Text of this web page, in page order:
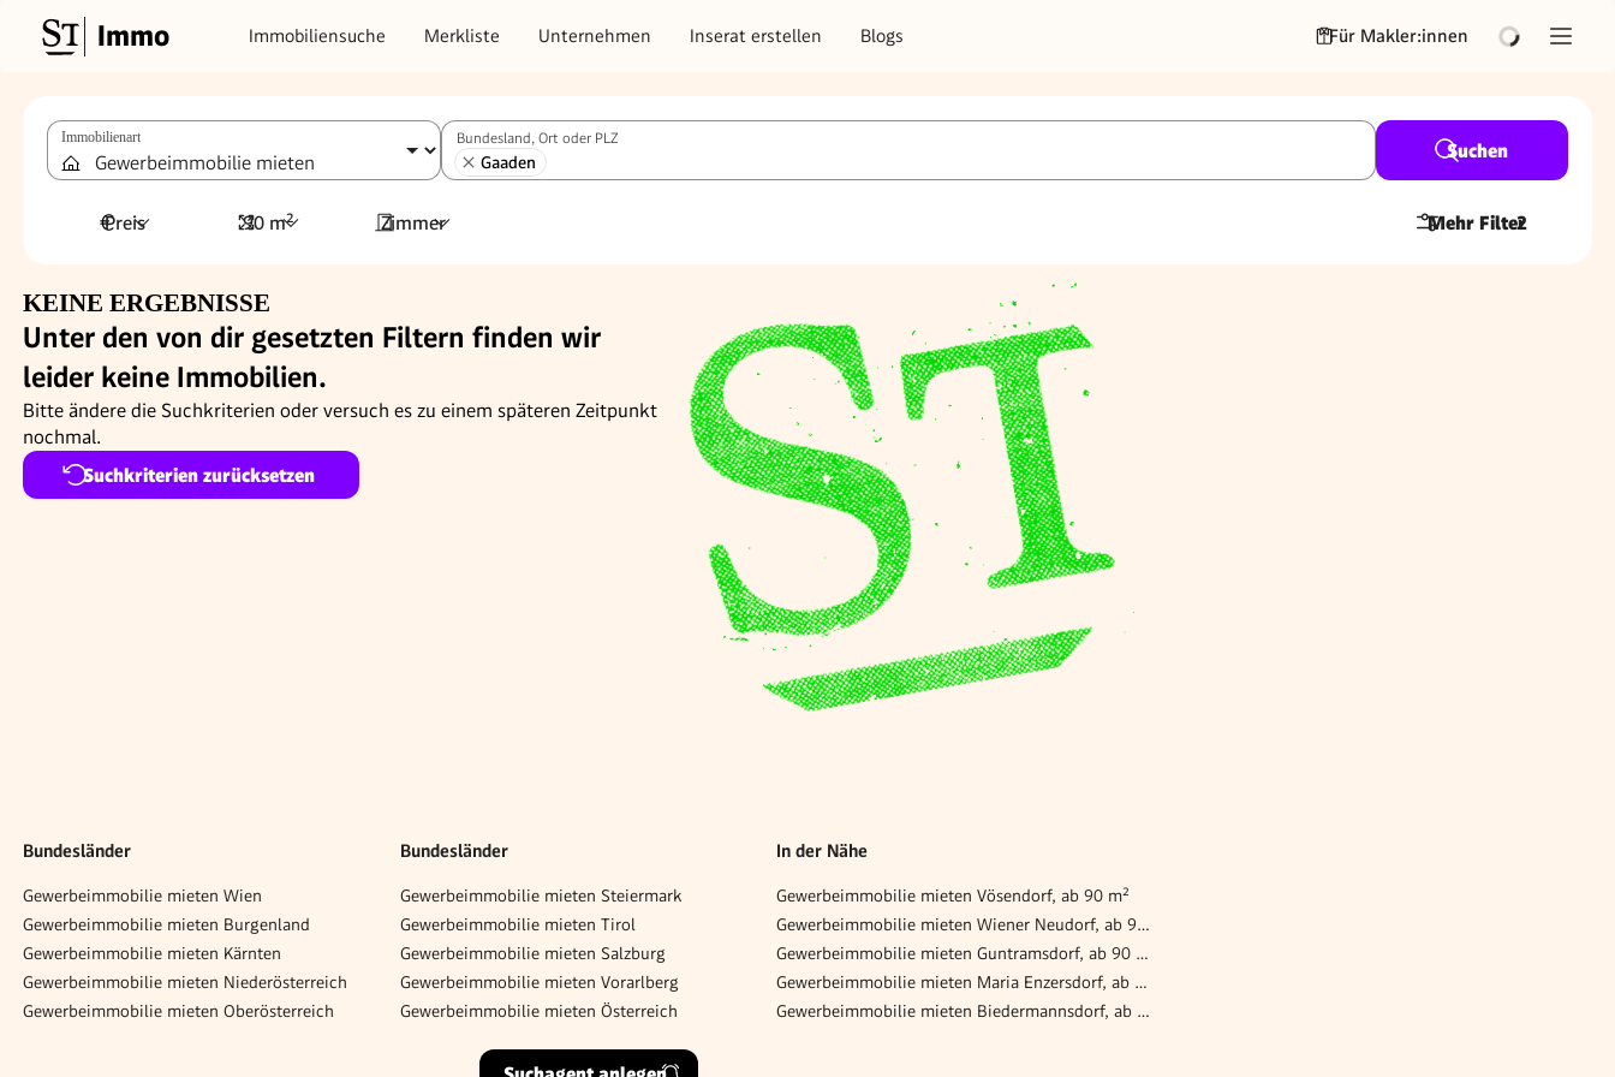
Immo Immobiliensuche Merkliste Unternehmen Inserat erstellen Blogs Für Makler:innen
Immobilienart Bundesland, Ort oder PLZ
Gaaden
Suchen
Preis 90 m² Zimmer Mehr Filter
2
KEINE ERGEBNISSE
Unter den von dir gesetzten Filtern finden wir
leider keine Immobilien.
Bitte ändere die Suchkriterien oder versuch es zu einem späteren Zeitpunkt
nochmal.
Suchkriterien zurücksetzen
Bundesländer
Gewerbeimmobilie mieten Wien
Gewerbeimmobilie mieten Burgenland
Gewerbeimmobilie mieten Kärnten
Gewerbeimmobilie mieten Niederösterreich
Gewerbeimmobilie mieten Oberösterreich
Bundesländer
Gewerbeimmobilie mieten Steiermark
Gewerbeimmobilie mieten Tirol
Gewerbeimmobilie mieten Salzburg
Gewerbeimmobilie mieten Vorarlberg
Gewerbeimmobilie mieten Österreich
In der Nähe
Gewerbeimmobilie mieten Vösendorf, ab 90 m²
Gewerbeimmobilie mieten Wiener Neudorf, ab 90 m²
Gewerbeimmobilie mieten Guntramsdorf, ab 90 m²
Gewerbeimmobilie mieten Maria Enzersdorf, ab 90 m²
Gewerbeimmobilie mieten Biedermannsdorf, ab 90 m²